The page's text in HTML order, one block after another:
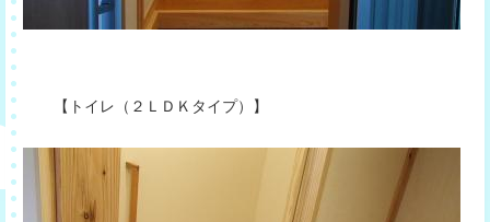
【トイレ（２ＬＤＫタイプ）】